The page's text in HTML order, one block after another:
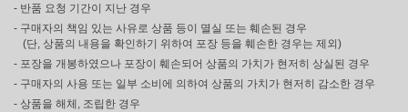
- 반품 요청 기간이 지난 경우
- 구매자의 책임 있는 사유로 상품 등이 멸실 또는 훼손된 경우
(단, 상품의 내용을 확인하기 위하여 포장 등을 훼손한 경우는 제외)
- 포장을 개봉하였으나 포장이 훼손되어 상품의 가치가 현저히 상실된 경우
- 구매자의 사용 또는 일부 소비에 의하여 상품의 가치가 현저히 감소한 경우
- 상품을 해체, 조립한 경우